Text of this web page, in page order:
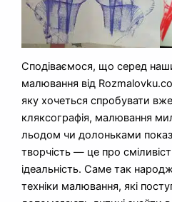
Сподіваємося, що серед
малювання від
яку хочеться спробувати
кляксографія, малювання
льодом чи долоньками
творчість — це про
ідеальність. Саме так
техніки малювання, які